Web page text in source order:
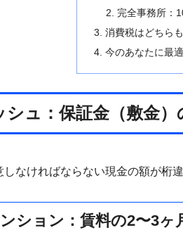
完全事務所：
消費税はどちら
今のあなたに最
シュ：保証金（敷金）
しなければならない現金の額が桁
ション：賃料の2〜3ヶ